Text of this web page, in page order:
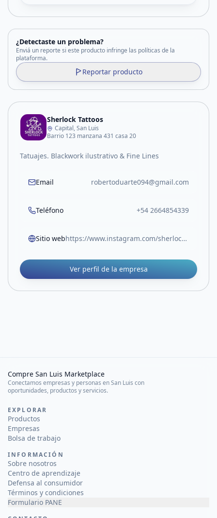
¿Detectaste un problema?
Enviá un reporte si este producto infringe las políticas de la
plataforma.
Reportar producto
Sherlock Tattoos
Capital, San Luis
Barrio 123 manzana 431 casa 20
Tatuajes. Blackwork ilustrativo & Fine Lines
Email robertoduarte094@gmail.com
Teléfono +54 2664854339
Sitio web https://www.instagram.com/sherlocktattoos?igsh=ZnBva2h2eDFueGRt
Ver perfil de la empresa
Compre San Luis Marketplace
Conectamos empresas y personas en San Luis con
oportunidades, productos y servicios.
EXPLORAR
Productos
Empresas
Bolsa de trabajo
INFORMACIÓN
Sobre nosotros
Centro de aprendizaje
Defensa al consumidor
Términos y condiciones
Formulario PANE